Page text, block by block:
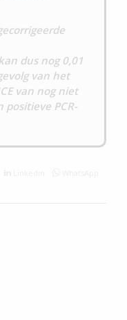
dus nog 0,01
van het
van nog niet
PCR-